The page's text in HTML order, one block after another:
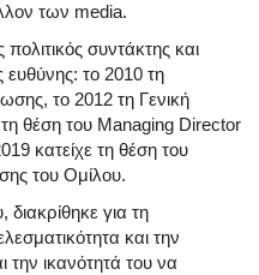
των media.
συντάκτης και
ευθύνης: το 2010 τη
το 2012 τη Γενική
θέση του Managing Director
κατείχε τη θέση του
του Ομίλου.
διακρίθηκε για τη
και την
την ικανότητά του να